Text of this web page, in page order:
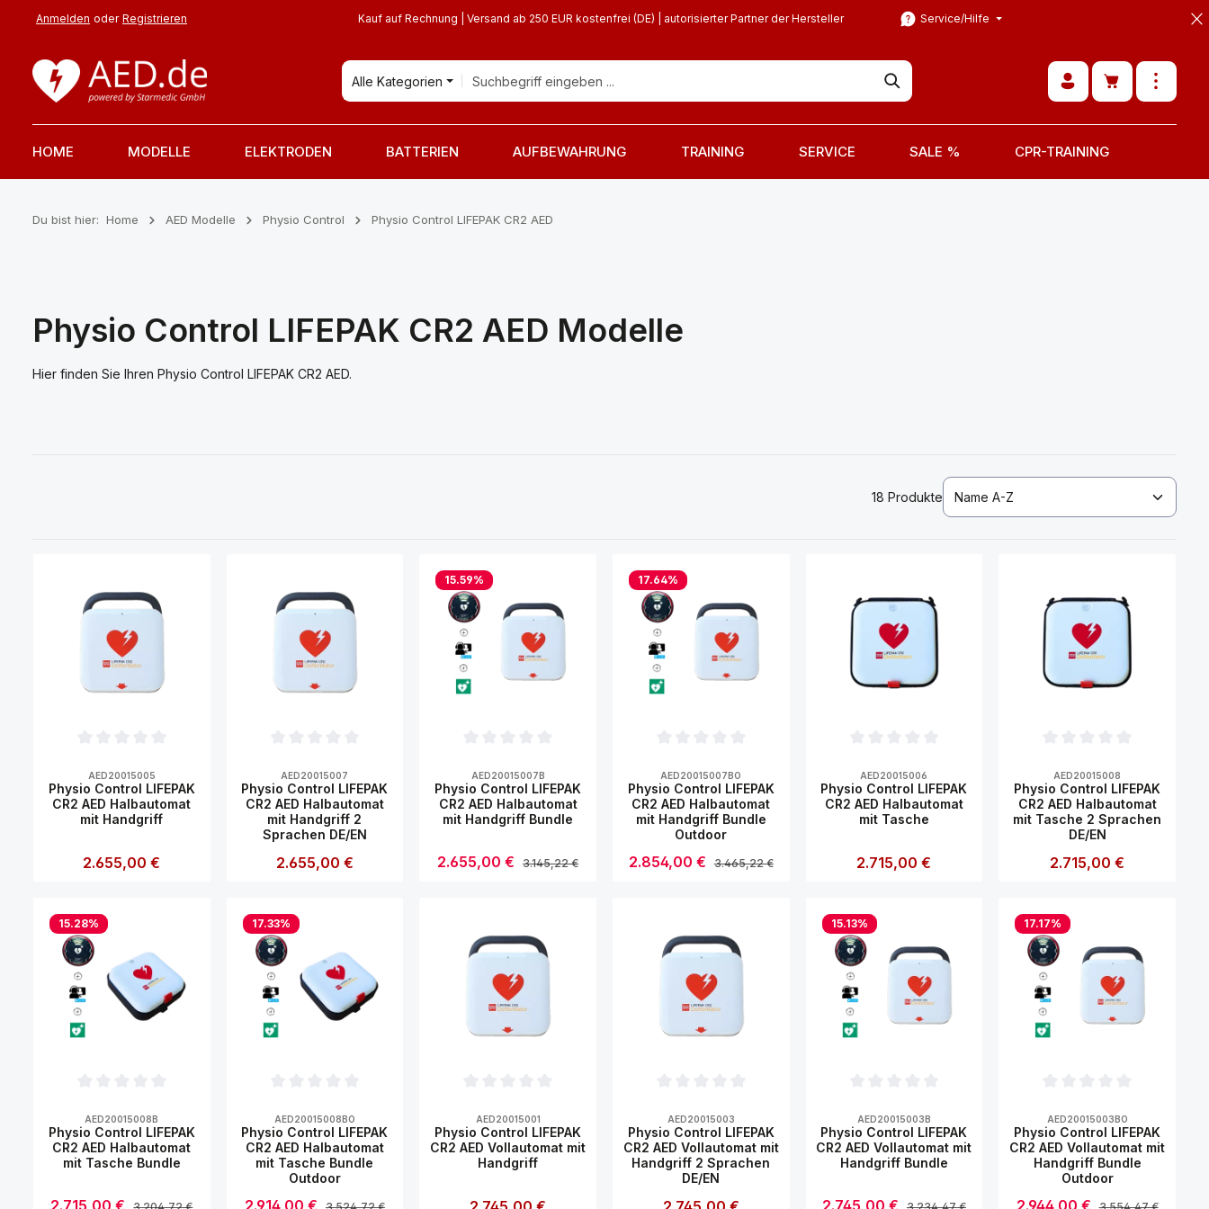
Hauptinhalt springen
Zur Suche springen
Zur Hauptnavigation springen
Anmelden oder Registrieren Kauf auf Rechnung | Versand ab 250 EUR kostenfrei (DE) | autorisierter Partner der Hersteller Service/Hilfe
Alle Kategorien
Warenkorb
HOME MODELLE ELEKTRODEN BATTERIEN AUFBEWAHRUNG TRAINING SERVICE SALE % CPR-TRAINING
Du bist hier: Home AED Modelle Physio Control Physio Control LIFEPAK CR2 AED
Physio Control LIFEPAK CR2 AED Modelle
Hier finden Sie Ihren Physio Control LIFEPAK CR2 AED.
18 Produkte
AED20015005
Physio Control LIFEPAK
CR2 AED Halbautomat
mit Handgriff
Regulärer Preis:
2.655,00 €
Produkt Anzahl: Gib den gewünschten Wert ein oder benutze die Schaltflächen um die Anzahl zu erhöhen oder
AED20015007
Physio Control LIFEPAK
CR2 AED Halbautomat
mit Handgriff 2
Sprachen DE/EN
Regulärer Preis:
2.655,00 €
Produkt Anzahl: Gib den gewünschten Wert ein oder benutze die Schaltflächen um die
15.59%
AED20015007B
Physio Control LIFEPAK
CR2 AED Halbautomat
mit Handgriff Bundle
Verkaufspreis:
2.655,00 € Regulärer Preis:
3.145,22 €
Produkt Anzahl: Gib den gewünschten Wert ein oder benutze die
17.64%
AED20015007BO
Physio Control LIFEPAK
CR2 AED Halbautomat
mit Handgriff Bundle
Outdoor
Verkaufspreis:
2.854,00 € Regulärer Preis:
3.465,22 €
Produkt Anzahl: Gib den gewünschten Wert ein oder
AED20015006
Physio Control LIFEPAK
CR2 AED Halbautomat
mit Tasche
Regulärer Preis:
2.715,00 €
Produkt Anzahl: Gib den
AED20015008
Physio Control LIFEPAK
CR2 AED Halbautomat
mit Tasche 2 Sprachen
DE/EN
Regulärer Preis:
2.715,00 €
Produkt Anzahl:
15.28%
AED20015008B
Physio Control LIFEPAK
CR2 AED Halbautomat
mit Tasche Bundle
Verkaufspreis: Regulärer Preis:
17.33%
AED20015008BO
Physio Control LIFEPAK
CR2 AED Halbautomat
mit Tasche Bundle
Outdoor
Verkaufspreis: Regulärer Preis:
AED20015001
Physio Control LIFEPAK
CR2 AED Vollautomat mit
Handgriff
Regulärer Preis:
AED20015003
Physio Control LIFEPAK
CR2 AED Vollautomat mit
Handgriff 2 Sprachen
DE/EN
Regulärer Preis:
15.13%
AED20015003B
Physio Control LIFEPAK
CR2 AED Vollautomat mit
Handgriff Bundle
Verkaufspreis: Regulärer Preis:
17.17%
AED20015003BO
Physio Control LIFEPAK
CR2 AED Vollautomat mit
Handgriff Bundle
Outdoor
Verkaufspreis: Regulärer Preis: